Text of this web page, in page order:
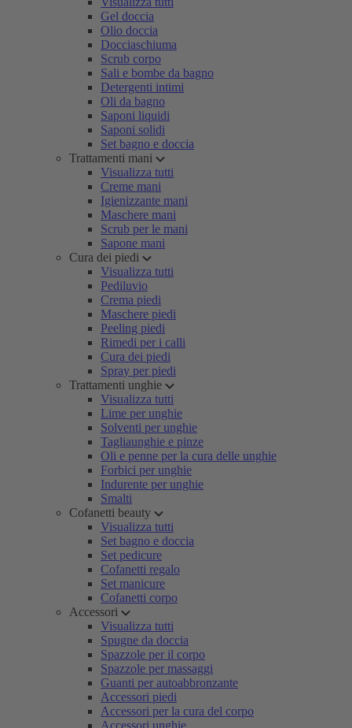
Gel doccia
Olio doccia
Docciaschiuma
Scrub corpo
Sali e bombe da bagno
Detergenti intimi
Oli da bagno
Saponi liquidi
Saponi solidi
Set bagno e doccia
Trattamenti mani
Visualizza tutti
Creme mani
Igienizzante mani
Maschere mani
Scrub per le mani
Sapone mani
Cura dei piedi
Visualizza tutti
Pediluvio
Crema piedi
Maschere piedi
Peeling piedi
Rimedi per i calli
Cura dei piedi
Spray per piedi
Trattamenti unghie
Visualizza tutti
Lime per unghie
Solventi per unghie
Tagliaunghie e pinze
Oli e penne per la cura delle unghie
Forbici per unghie
Indurente per unghie
Smalti
Cofanetti beauty
Visualizza tutti
Set bagno e doccia
Set pedicure
Cofanetti regalo
Set manicure
Cofanetti corpo
Accessori
Visualizza tutti
Spugne da doccia
Spazzole per il corpo
Spazzole per massaggi
Guanti per autoabbronzante
Accessori piedi
Accessori per la cura del corpo
Accessori unghie